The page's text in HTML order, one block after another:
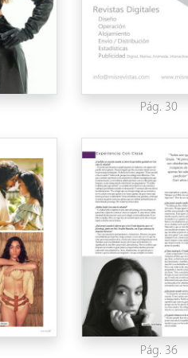
Pág. 30
Pág. 36